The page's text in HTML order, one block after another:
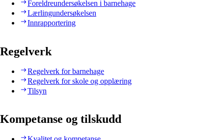
Foreldreundersøkelsen i barnehage
Lærlingundersøkelsen
Innrapportering
Regelverk
Regelverk for barnehage
Regelverk for skole og opplæring
Tilsyn
Kompetanse og tilskudd